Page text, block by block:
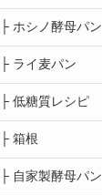
├ ホシノ酵母パン
├ ライ麦パン
├ 低糖質レシピ
├ 箱根
├ 自家製酵母パン